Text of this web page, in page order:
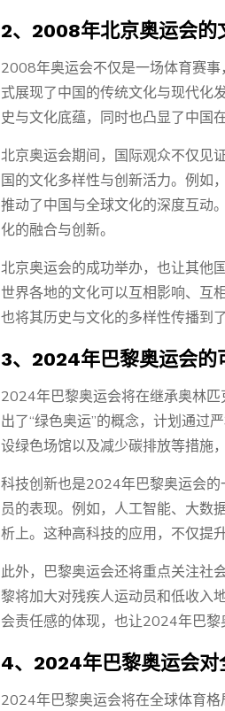
2、2008年北京奥运会的
2008年奥运会不仅是一场体育赛
式展现了中国的传统文化与现代化
史与文化底蕴，同时也凸显了中国
北京奥运会期间，国际观众不仅见
国的文化多样性与创新活力。例如
推动了中国与全球文化的深度互动
化的融合与创新。
北京奥运会的成功举办，也让其他
世界各地的文化可以互相影响、互
也将其历史与文化的多样性传播到了
3、2024年巴黎奥运会的
2024年巴黎奥运会将在继承奥林
出了“绿色奥运”的概念，计划通过
设绿色场馆以及减少碳排放等措施
科技创新也是2024年巴黎奥运会
员的表现。例如，人工智能、大数
析上。这种高科技的应用，不仅提
此外，巴黎奥运会还将重点关注社
黎将加大对残疾人运动员和低收入
会责任感的体现，也让2024年巴黎
4、2024年巴黎奥运会对
2024年巴黎奥运会将在全球体育